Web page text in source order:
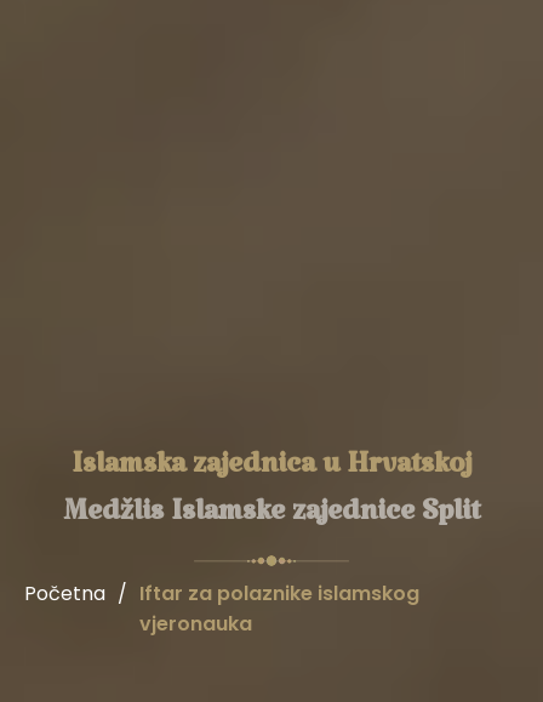
Islamska zajednica u Hrvatskoj
Medžlis Islamske zajednice Split
Početna / Iftar za polaznike islamskog
vjeronauka